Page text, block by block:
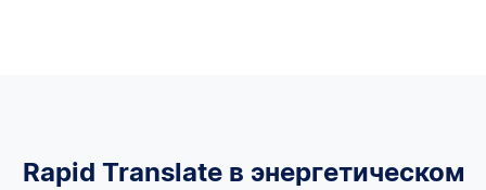
Rapid Translate в энергетическом